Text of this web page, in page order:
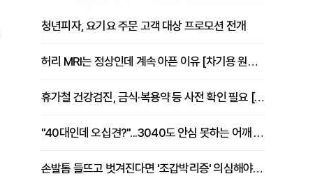
청년피자, 요기요 주문 고객 대상 프로모션 전개
허리 MRI는 정상인데 계속 아픈 이유 [차기용 원장 칼럼]
휴가철 건강검진, 금식·복용약 등 사전 확인 필요 [정도감 원장 칼럼]
"40대인데 오십견?"...3040도 안심 못하는 어깨 유착성 관절낭염
손발톱 들뜨고 벗겨진다면 '조갑박리증' 의심해야 [김철윤 원장 칼럼]